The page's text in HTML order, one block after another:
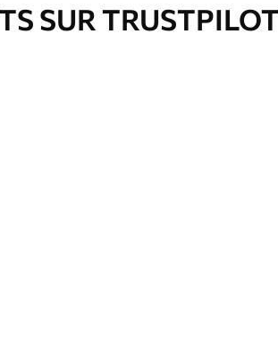
SUR TRUSTPILOT